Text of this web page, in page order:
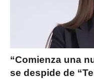
“Comienza una
se despide de